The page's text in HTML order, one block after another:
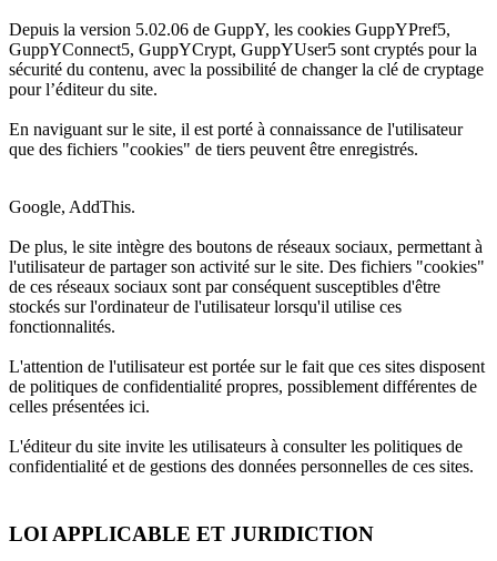
Depuis la version 5.02.06 de GuppY, les cookies GuppYPref5,
GuppYConnect5, GuppYCrypt, GuppYUser5 sont cryptés pour la
sécurité du contenu, avec la possibilité de changer la clé de cryptage
pour l’éditeur du site.
En naviguant sur le site, il est porté à connaissance de l'utilisateur
que des fichiers "cookies" de tiers peuvent être enregistrés.
Google, AddThis.
De plus, le site intègre des boutons de réseaux sociaux, permettant à
l'utilisateur de partager son activité sur le site. Des fichiers "cookies"
de ces réseaux sociaux sont par conséquent susceptibles d'être
stockés sur l'ordinateur de l'utilisateur lorsqu'il utilise ces
fonctionnalités.
L'attention de l'utilisateur est portée sur le fait que ces sites disposent
de politiques de confidentialité propres, possiblement différentes de
celles présentées ici.
L'éditeur du site invite les utilisateurs à consulter les politiques de
confidentialité et de gestions des données personnelles de ces sites.
LOI APPLICABLE ET JURIDICTION